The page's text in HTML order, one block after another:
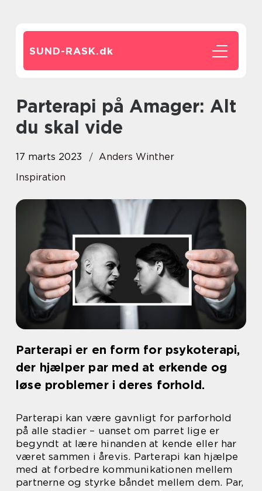
SUND-RASK.dk
Parterapi på Amager: Alt
du skal vide
17 marts 2023
Anders Winther
Inspiration
Parterapi er en form for psykoterapi,
der hjælper par med at erkende og
løse problemer i deres forhold.
Parterapi kan være gavnligt for parforhold
på alle stadier – uanset om parret lige er
begyndt at lære hinanden at kende eller har
været sammen i årevis. Parterapi kan hjælpe
med at forbedre kommunikationen mellem
partnerne og styrke båndet mellem dem. Par,